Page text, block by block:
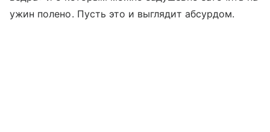
ужин полено. Пусть это и выглядит абсурдом.